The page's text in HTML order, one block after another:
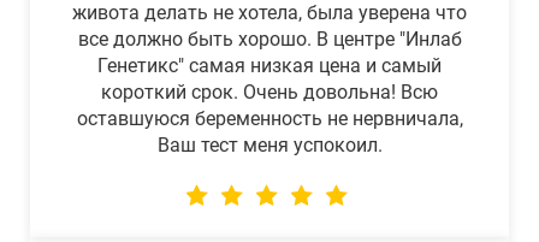
живота делать не хотела, была уверена что
все должно быть хорошо. В центре "Инлаб
Генетикс" самая низкая цена и самый
короткий срок. Очень довольна! Всю
оставшуюся беременность не нервничала,
Ваш тест меня успокоил.